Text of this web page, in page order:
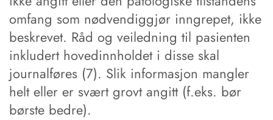
omfang som nødvendiggjør inngrepet, ikke
beskrevet. Råd og veiledning til pasienten
inkludert hovedinnholdet i disse skal
journalføres (7). Slik informasjon mangler
helt eller er svært grovt angitt (f.eks. bør
børste bedre).